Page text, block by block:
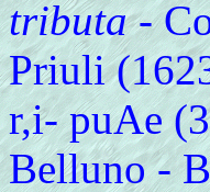
tributa-
Priuli
r,i- puAe
Belluno -